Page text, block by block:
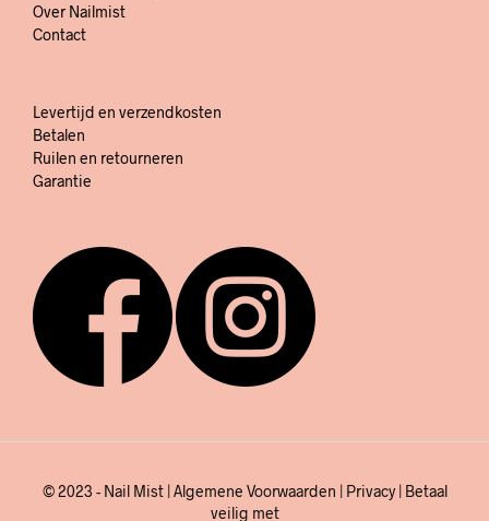
Over Nailmist
Contact
Levertijd en verzendkosten
Betalen
Ruilen en retourneren
Garantie
© 2023 - Nail Mist | Algemene Voorwaarden | Privacy| Betaal
veilig met